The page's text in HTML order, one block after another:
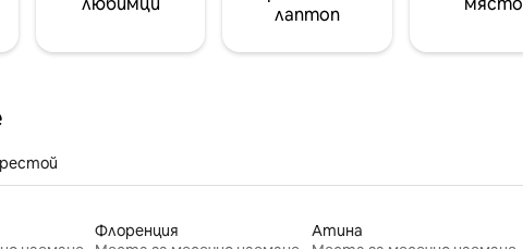
лаптоп
Флоренция
Атина